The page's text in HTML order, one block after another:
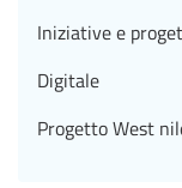
Iniziative e
Digitale
Progetto West